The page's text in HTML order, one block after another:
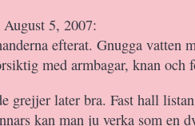
5, 2007:
efterat. Gnugga vatten
med armbagar, knan och
grejjer later bra. Fast hall
kan man ju verka som en